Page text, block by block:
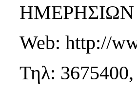
Web: http://
Τηλ: